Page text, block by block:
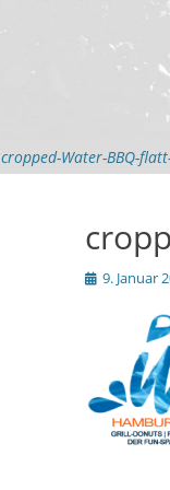
cropped-Water-BBQ-
9. Januar